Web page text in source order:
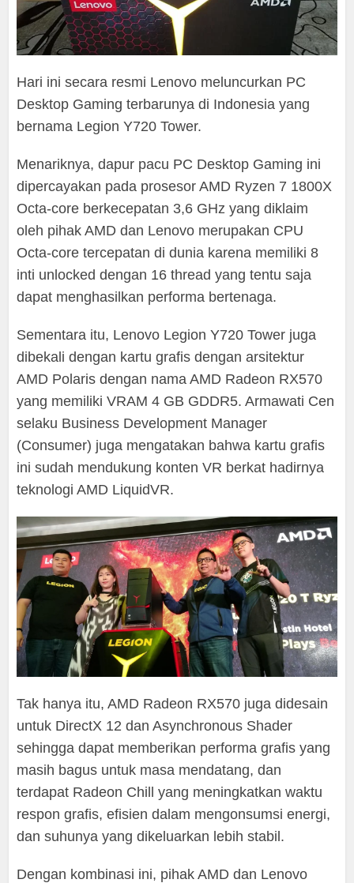
Hari ini secara resmi Lenovo meluncurkan PC
Desktop Gaming terbarunya di Indonesia yang
bernama Legion Y720 Tower.
Menariknya, dapur pacu PC Desktop Gaming ini
dipercayakan pada prosesor AMD Ryzen 7 1800X
Octa-core berkecepatan 3,6 GHz yang diklaim
oleh pihak AMD dan Lenovo merupakan CPU
Octa-core tercepatan di dunia karena memiliki 8
inti unlocked dengan 16 thread yang tentu saja
dapat menghasilkan performa bertenaga.
Sementara itu, Lenovo Legion Y720 Tower juga
dibekali dengan kartu grafis dengan arsitektur
AMD Polaris dengan nama AMD Radeon RX570
yang memiliki VRAM 4 GB GDDR5. Armawati Cen
selaku Business Development Manager
(Consumer) juga mengatakan bahwa kartu grafis
ini sudah mendukung konten VR berkat hadirnya
teknologi AMD LiquidVR.
Tak hanya itu, AMD Radeon RX570 juga didesain
untuk DirectX 12 dan Asynchronous Shader
sehingga dapat memberikan performa grafis yang
masih bagus untuk masa mendatang, dan
terdapat Radeon Chill yang meningkatkan waktu
respon grafis, efisien dalam mengonsumsi energi,
dan suhunya yang dikeluarkan lebih stabil.
Dengan kombinasi ini, pihak AMD dan Lenovo